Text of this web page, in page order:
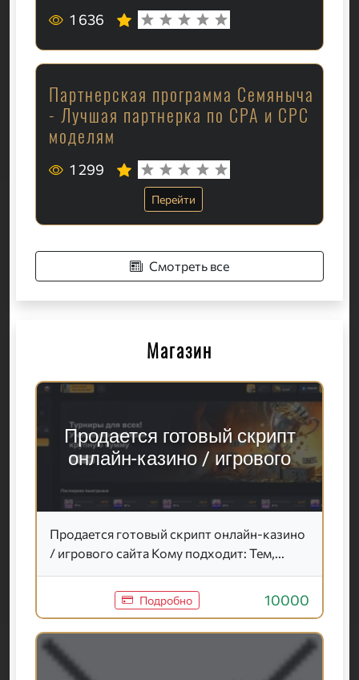
1 636
Партнерская программа Семяныча
- Лучшая партнерка по CPA и CPC
моделям
1 299
Перейти
Смотреть все
Магазин
Продается готовый скрипт
онлайн-казино / игрового
Продается готовый скрипт онлайн-казино
/ игрового сайта Кому подходит: Тем,...
Подробно 10000